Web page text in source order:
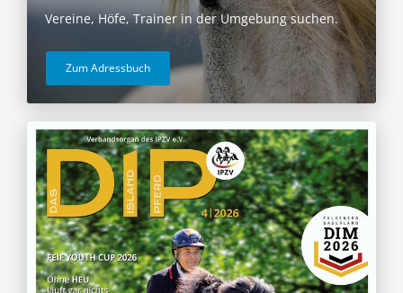
Vereine, Höfe, Trainer in der Umgebung suchen.
Zum Adressbuch